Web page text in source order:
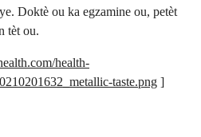
Doktè ou ka egzamine ou, petèt
tèt ou.
health-
taste.png ]